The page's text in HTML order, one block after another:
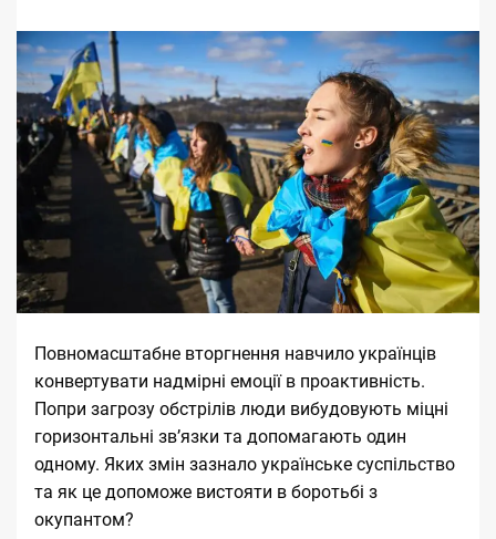
Повномасштабне вторгнення навчило українців
конвертувати надмірні емоції в проактивність.
Попри загрозу обстрілів люди вибудовують міцні
горизонтальні звʼязки та допомагають один
одному. Яких змін зазнало українське суспільство
та як це допоможе вистояти в боротьбі з
окупантом?